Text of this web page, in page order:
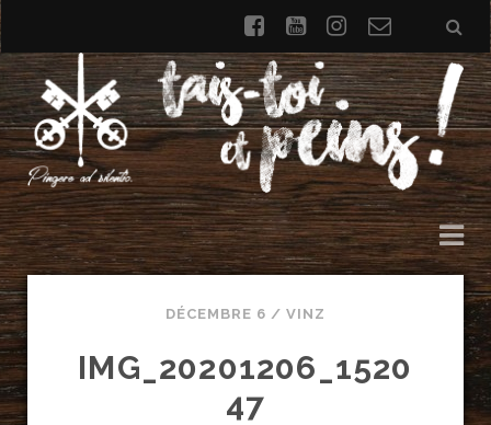
facebookyoutubeinstagram
de
contact
DÉCEMBRE 6 /VINZ
IMG_20201206_1520
47